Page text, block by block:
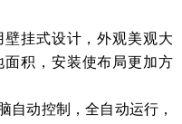
壁挂式设计，外观美观大
面积，安装使布局更加方
自动控制，全自动运行，